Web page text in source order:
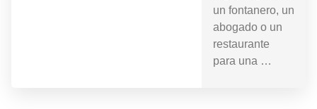
un fontanero, un
abogado o un
restaurante
para una …